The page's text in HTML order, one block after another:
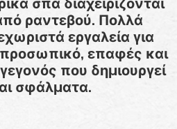
σπα διαχειρίζονται
ραντεβού. Πολλά
εργαλεία για
επαφές και
που δημιουργεί
σφάλματα.